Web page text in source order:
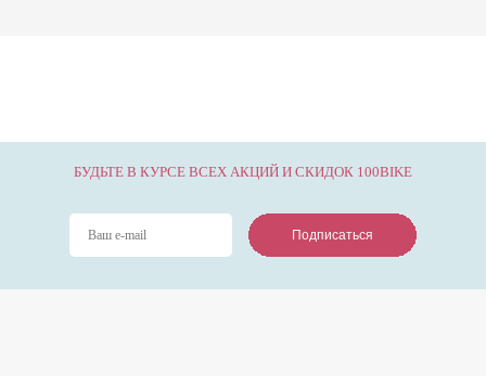
БУДЬТЕ В КУРСЕ ВСЕХ АКЦИЙ И СКИДОК 100BIKE
Подписаться
Подписаться
Подписаться